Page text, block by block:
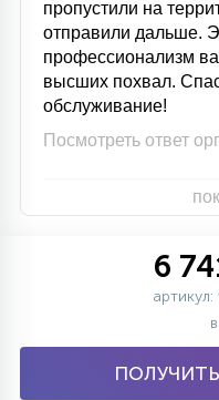
пропустили на
отправили дальше.
профессионализм
высших похвал.
обслуживание!
Посмотреть ответ
6